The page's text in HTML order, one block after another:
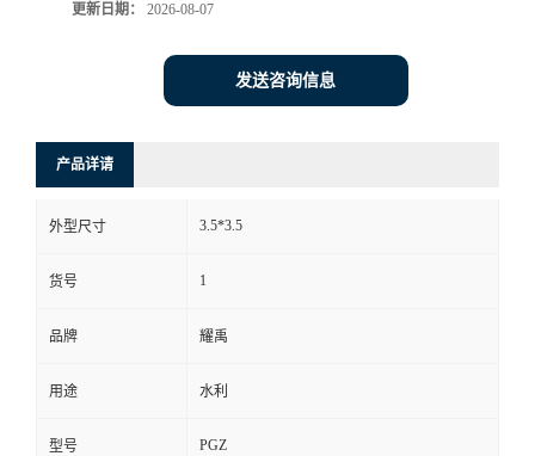
更新日期： 2026-08-07
发送咨询信息
产品详请
外型尺寸 3.5*3.5
货号 1
品牌 耀禹
用途 水利
型号 PGZ